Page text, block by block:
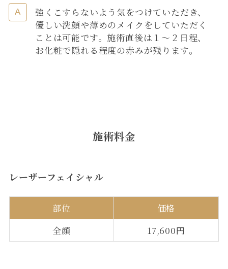
強くこすらないよう気をつけていただき、
優しい洗顔や薄めのメイクをしていただく
ことは可能です。施術直後は１〜２日程、
お化粧で隠れる程度の赤みが残ります。
施術料金
レーザーフェイシャル
部位
価格
全顔
17,600円